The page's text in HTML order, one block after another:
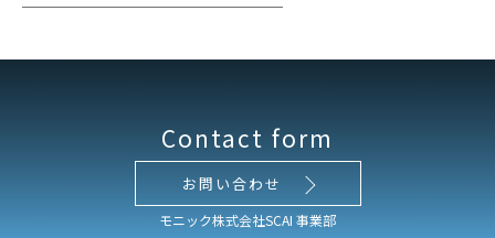
Contact form
お問い合わせ
モニック株式会社SCAI 事業部